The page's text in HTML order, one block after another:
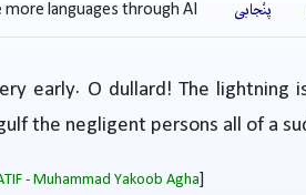
پنْجابی more languages through AI
early. O dullard! The lightning
the negligent persons all of a
- Muhammad Yakoob Agha